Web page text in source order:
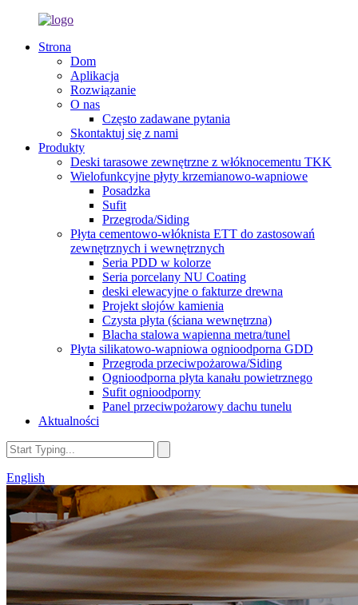
Strona
Dom
Aplikacja
Rozwiązanie
O nas
Często zadawane pytania
Skontaktuj się z nami
Produkty
Deski tarasowe zewnętrzne z włóknocementu TKK
Wielofunkcyjne płyty krzemianowo-wapniowe
Posadzka
Sufit
Przegroda/Siding
Płyta cementowo-włóknista ETT do zastosowań
zewnętrznych i wewnętrznych
Seria PDD w kolorze
Seria porcelany NU Coating
deski elewacyjne o fakturze drewna
Projekt słojów kamienia
Czysta płyta (ściana wewnętrzna)
Blacha stalowa wapienna metra/tunel
Płyta silikatowo-wapniowa ognioodporna GDD
Przegroda przeciwpożarowa/Siding
Ognioodporna płyta kanału powietrznego
Sufit ognioodporny
Panel przeciwpożarowy dachu tunelu
Aktualności
English